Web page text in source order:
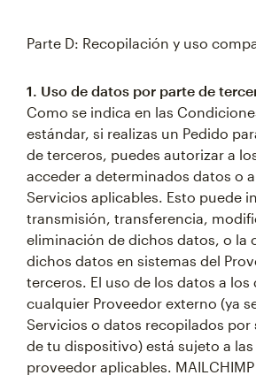
Parte D: Recopilación y uso
1. Uso de datos por parte de
Como se indica en las
estándar, si realizas un Pedido
de terceros, puedes autorizar a
acceder a determinados datos o
Servicios aplicables. Esto puede
transmisión, transferencia,
eliminación de dichos datos, o la
dichos datos en sistemas del
terceros. El uso de los datos a los
cualquier Proveedor externo (ya
Servicios o datos recopilados por
de tu dispositivo) está sujeto a
proveedor aplicables. MAILCHIMP